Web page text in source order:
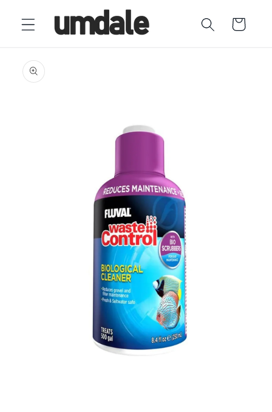
directamente
al contenido
Carrito
a la
información